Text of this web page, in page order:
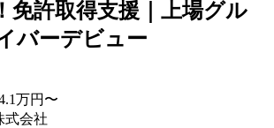
免許取得支援｜上場グル
バーデビュー
万円〜
式会社